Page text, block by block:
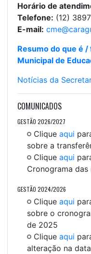
Horário de
Telefone: (12)
E-mail:
Resumo do que é
Municipal de
Notícias da
COMUNICADOS
GESTÃO 2026/2027
Clique aqui
sobre a
Clique aqui
Cronograma
GESTÃO 2024/2026
Clique aqui
sobre o
de 2025
Clique aqui
alteração na